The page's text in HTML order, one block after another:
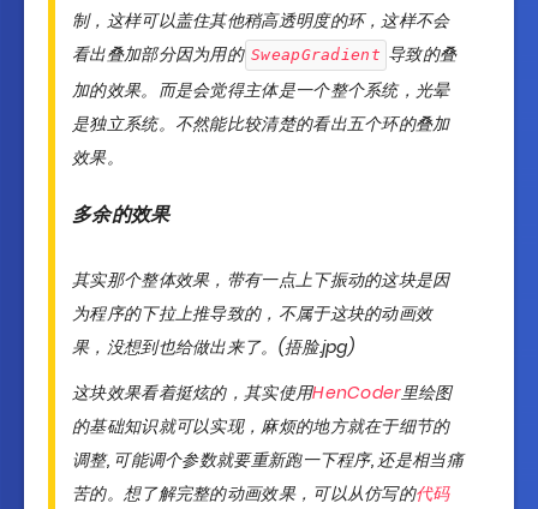
制，这样可以盖住其他稍高透明度的环，这样不会
看出叠加部分因为用的 SweapGradient 导致的叠
加的效果。而是会觉得主体是一个整个系统，光晕
是独立系统。不然能比较清楚的看出五个环的叠加
效果。
多余的效果
其实那个整体效果，带有一点上下振动的这块是因
为程序的下拉上推导致的，不属于这块的动画效
果，没想到也给做出来了。(捂脸.jpg)
这块效果看着挺炫的，其实使用HenCoder里绘图
的基础知识就可以实现，麻烦的地方就在于细节的
调整, 可能调个参数就要重新跑一下程序, 还是相当痛
苦的。想了解完整的动画效果，可以从仿写的代码